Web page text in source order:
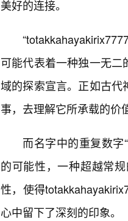
美好的连接。
可能代表着一种独一无
域的探索宣言。正如古
事，去理解它所承载的价
而名字中的重复数
的可能性，一种超越常
性，使得
心中留下了深刻的印象。